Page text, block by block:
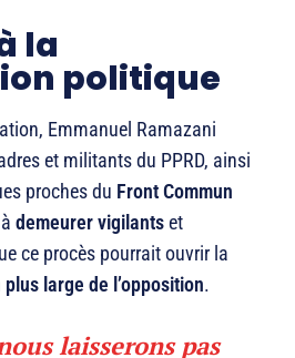
la
politique
Emmanuel Ramazani
et militants du PPRD, ainsi
proches du Front Commun
demeurer vigilantset
ce procès pourrait ouvrir la
large de l’opposition.
laisserons pas